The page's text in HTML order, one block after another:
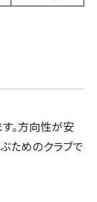
。方向性が安
ためのクラブで